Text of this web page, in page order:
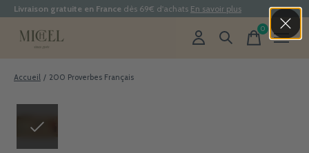
Livraison gratuite en France dès 69€ d'achats En savoir plus
0items
Accueil / 200 Proverbes Français